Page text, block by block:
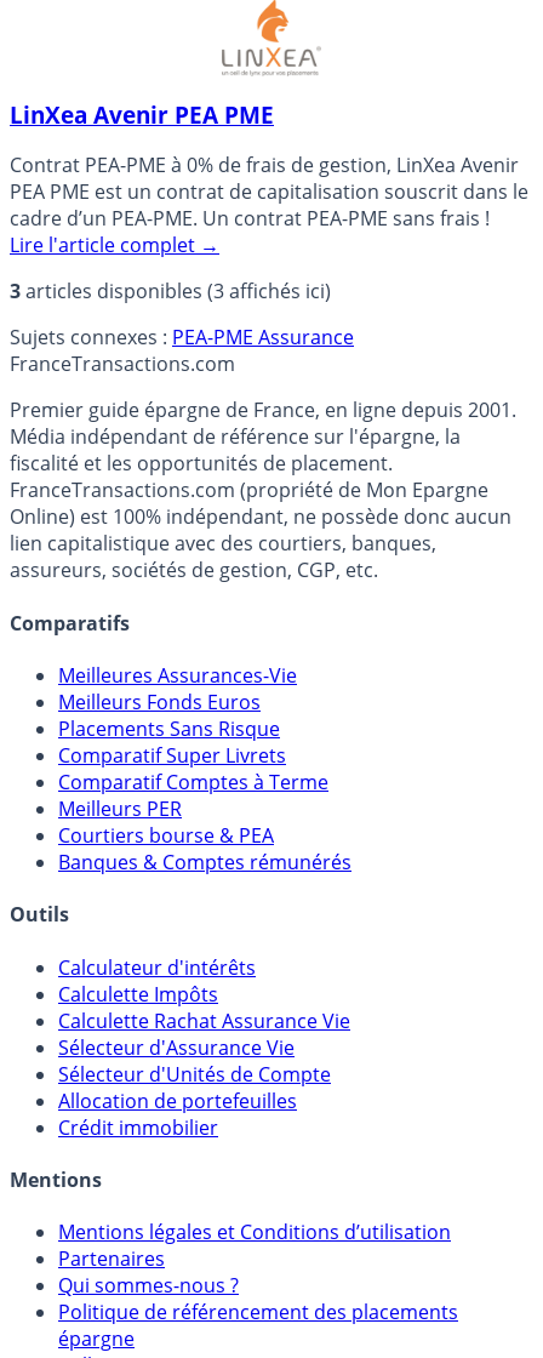
LinXea Avenir PEA PME
Contrat PEA-PME à 0% de frais de gestion, LinXea Avenir
PEA PME est un contrat de capitalisation souscrit dans le
cadre d’un PEA-PME. Un contrat PEA-PME sans frais !
Lire l'article complet →
3articles disponibles (3 affichés ici)
Sujets connexes : PEA-PME Assurance
FranceTransactions.com
Premier guide épargne de France, en ligne depuis 2001.
Média indépendant de référence sur l'épargne, la
fiscalité et les opportunités de placement.
FranceTransactions.com (propriété de Mon Epargne
Online) est 100% indépendant, ne possède donc aucun
lien capitalistique avec des courtiers, banques,
assureurs, sociétés de gestion, CGP, etc.
Comparatifs
Meilleures Assurances-Vie
Meilleurs Fonds Euros
Placements Sans Risque
Comparatif Super Livrets
Comparatif Comptes à Terme
Meilleurs PER
Courtiers bourse & PEA
Banques & Comptes rémunérés
Outils
Calculateur d'intérêts
Calculette Impôts
Calculette Rachat Assurance Vie
Sélecteur d'Assurance Vie
Sélecteur d'Unités de Compte
Allocation de portefeuilles
Crédit immobilier
Mentions
Mentions légales et Conditions d’utilisation
Partenaires
Qui sommes-nous ?
Politique de référencement des placements
épargne